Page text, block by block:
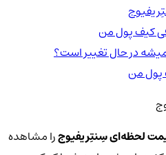
کیف پول من
در حال تغییر است؟
لحظه‌ای سِنتِریفیوجرا مشاهده